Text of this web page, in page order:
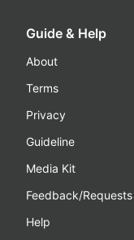
Guide & Help
About
Terms
Privacy
Guideline
Media Kit
Feedback/Requests
Help